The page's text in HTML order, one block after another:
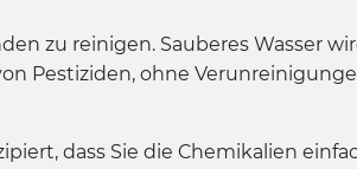
zu reinigen. Sauberes Wasser
Pestiziden, ohne
dass Sie die Chemikalien